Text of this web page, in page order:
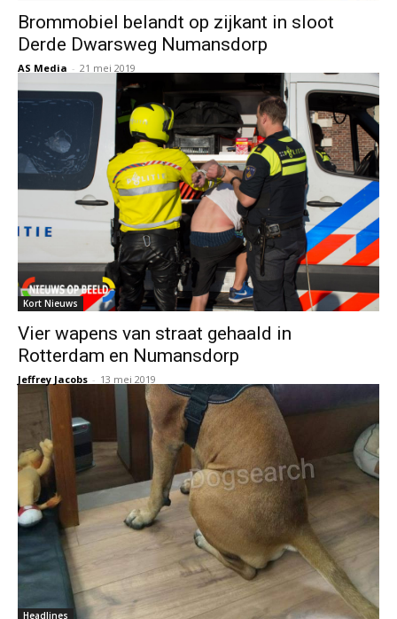
Brommobiel belandt op zijkant in sloot
Derde Dwarsweg Numansdorp
AS Media - 21 mei 2019
Kort Nieuws
Vier wapens van straat gehaald in
Rotterdam en Numansdorp
Jeffrey Jacobs - 13 mei 2019
Headlines